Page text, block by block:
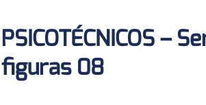
PSICOTÉCNICOS –
figuras 08